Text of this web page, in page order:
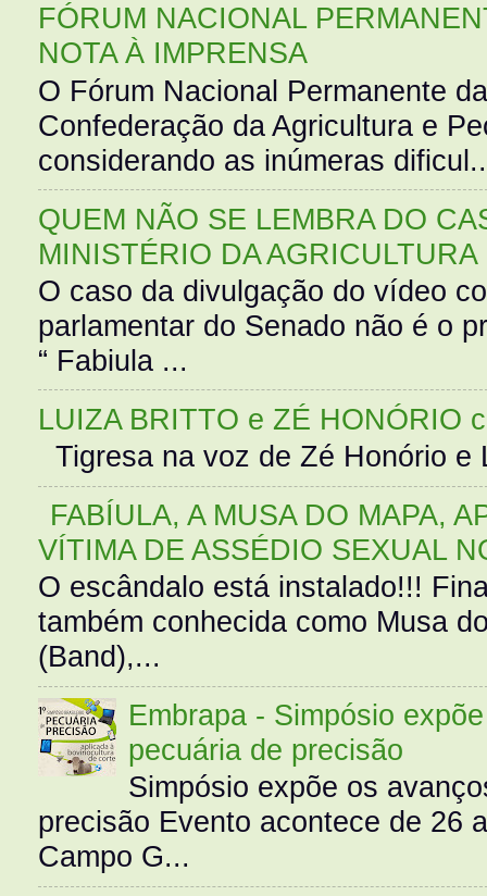
FÓRUM NACIONAL
NOTA À IMPRENSA
O Fórum Nacional Permanente
Confederação da Agricultura e
considerando as inúmeras
QUEM NÃO SE LEMBRA DO
MINISTÉRIO DA AGRICULTURA
O caso da divulgação do vídeo
parlamentar do Senado não é o
“ Fabiula ...
LUIZA BRITTO e ZÉ HONÓRIO
Tigresa na voz de Zé Honório
FABÍULA, A MUSA DO MAPA,
VÍTIMA DE ASSÉDIO SEXUAL
O escândalo está instalado!!!
também conhecida como Musa
(Band),...
Embrapa - Simpósio
pecuária de precisão
Simpósio expõe os
precisão Evento acontece de 26
Campo G...